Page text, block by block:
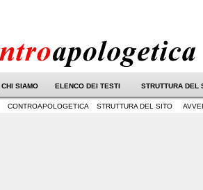
CHI SIAMO ELENCO DEI TESTI STRUTTURA DEL
CONTROAPOLOGETICA STRUTTURA DEL SITO